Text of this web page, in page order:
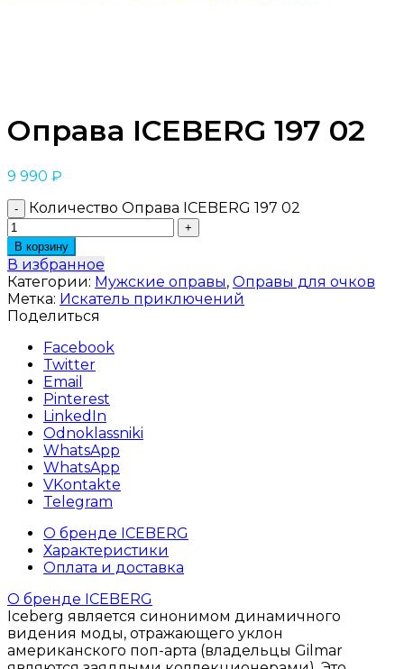
Оправа ICEBERG 197 02
9 990 ₽
Количество Оправа ICEBERG 197 02
В корзину
В избранное
Категории: Мужские оправы, Оправы для очков
Метка: Искатель приключений
Поделиться
Facebook
Twitter
Email
Pinterest
LinkedIn
Odnoklassniki
WhatsApp
WhatsApp
VKontakte
Telegram
О бренде ICEBERG
Характеристики
Оплата и доставка
О бренде ICEBERG
Iceberg является синонимом динамичного
видения моды, отражающего уклон
американского поп-арта (владельцы Gilmar